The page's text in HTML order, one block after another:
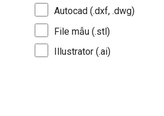
Autocad (.dxf, .dwg)
File mẫu (.stl)
Illustrator (.ai)